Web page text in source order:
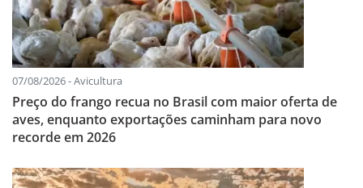
07/08/2026 - Avicultura
Preço do frango recua no Brasil com maior oferta de
aves, enquanto exportações caminham para novo
recorde em 2026